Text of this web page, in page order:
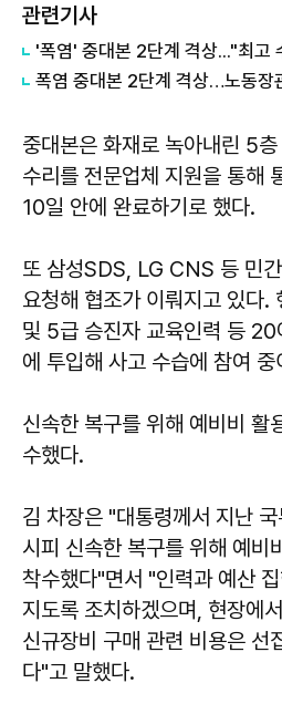
관련기사
'폭염' 중대본 2단계 격상..."최고
중대본은 화재로 녹아내린 5
수리를 전문업체 지원을 통해
10일 안에 완료하기로 했다.
또 삼성SDS, LG CNS 등 민
요청해 협조가 이뤄지고 있다.
및 5급 승진자 교육인력 등
에 투입해 사고 수습에 참여 중
신속한 복구를 위해 예비비 활
수했다.
김 차장은 "대통령께서 지난
시피 신속한 복구를 위해 예비
착수했다"면서 "인력과 예산
지도록 조치하겠으며, 현장에
신규장비 구매 관련 비용은 선
다"고 말했다.